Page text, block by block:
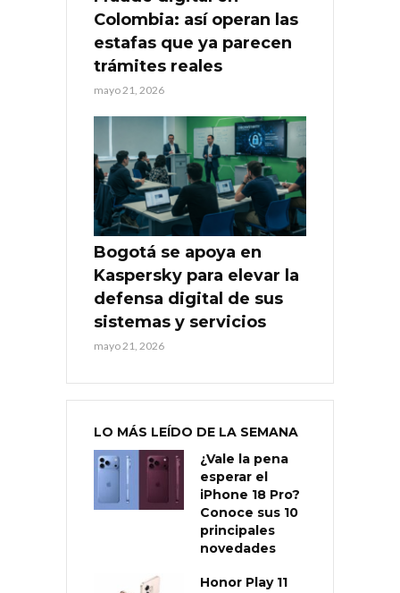
Colombia: así operan las
estafas que ya parecen
trámites reales
mayo 21, 2026
Bogotá se apoya en
Kaspersky para elevar la
defensa digital de sus
sistemas y servicios
mayo 21, 2026
LO MÁS LEÍDO DE LA SEMANA
¿Vale la pena
esperar el
iPhone 18 Pro?
Conoce sus 10
principales
novedades
Honor Play 11